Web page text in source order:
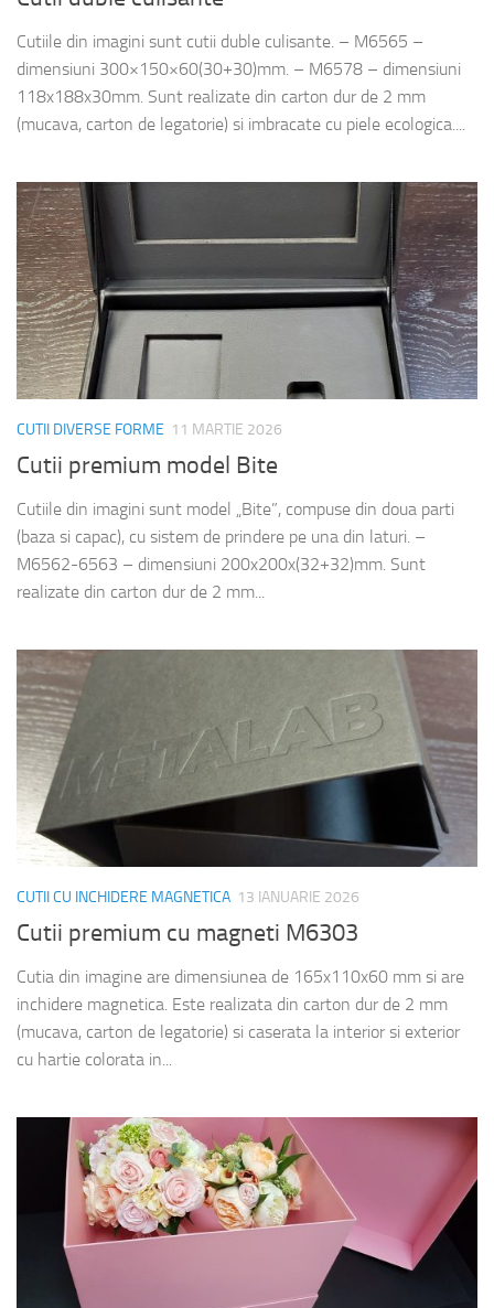
Cutiile din imagini sunt cutii duble culisante. – M6565 –
dimensiuni 300×150×60(30+30)mm. – M6578 – dimensiuni
118x188x30mm. Sunt realizate din carton dur de 2 mm
(mucava, carton de legatorie) si imbracate cu piele ecologica....
CUTII DIVERSE FORME 11 MARTIE 2026
Cutii premium model Bite
Cutiile din imagini sunt model „Bite”, compuse din doua parti
(baza si capac), cu sistem de prindere pe una din laturi. –
M6562-6563 – dimensiuni 200x200x(32+32)mm. Sunt
realizate din carton dur de 2 mm...
CUTII CU INCHIDERE MAGNETICA 13 IANUARIE 2026
Cutii premium cu magneti M6303
Cutia din imagine are dimensiunea de 165x110x60 mm si are
inchidere magnetica. Este realizata din carton dur de 2 mm
(mucava, carton de legatorie) si caserata la interior si exterior
cu hartie colorata in...